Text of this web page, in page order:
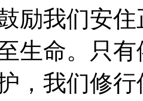
励我们安
生命。只
，我们修